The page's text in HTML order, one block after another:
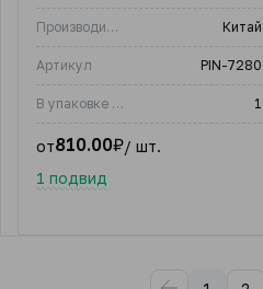
Производитель Китай
Артикул PIN-7280
В упаковке (шт) 1
от810.00₽/ шт.
1 подвид